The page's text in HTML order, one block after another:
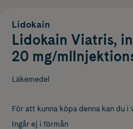
Lidokain
Lidokain Viatris,
20 mg/
Läkemedel
För att kunna köpa denna kan du
Ingår ej i förmån